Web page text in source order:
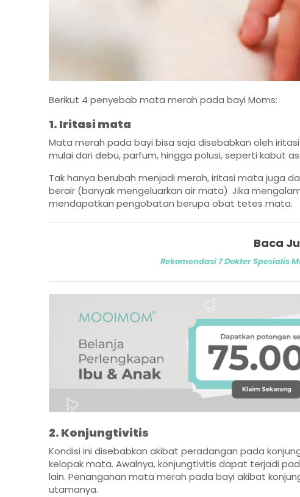
Berikut 4 penyebab mata merah pada bayi Moms:
1. Iritasi mata
Mata merah pada bayi bisa saja disebabkan oleh
mulai dari debu, parfum, hingga polusi, seperti kabut
Tak hanya berubah menjadi merah, iritasi mata juga
berair (banyak mengeluarkan air mata). Jika
mendapatkan pengobatan berupa obat tetes mata.
Baca
Rekomendasi 7 Dokter Spesialis
2. Konjungtivitis
Kondisi ini disebabkan akibat peradangan pada
kelopak mata. Awalnya, konjungtivitis dapat terjadi
lain. Penanganan mata merah pada bayi akibat
utamanya.